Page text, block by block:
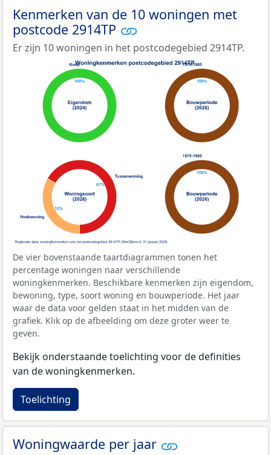
Kenmerken van de 10 woningen met
postcode 2914TP
Er zijn 10 woningen in het postcodegebied 2914TP.
De vier bovenstaande taartdiagrammen tonen het
percentage woningen naar verschillende
woningkenmerken. Beschikbare kenmerken zijn eigendom,
bewoning, type, soort woning en bouwperiode. Het jaar
waar de data voor gelden staat in het midden van de
grafiek. Klik op de afbeelding om deze groter weer te
geven.
Bekijk onderstaande toelichting voor de definities
van de woningkenmerken.
Toelichting
Woningwaarde per jaar